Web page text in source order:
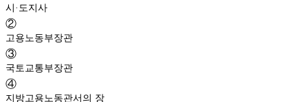
시·도지사
②
고용노동부장관
③
국토교통부장관
④
지방고용노동관서의 장